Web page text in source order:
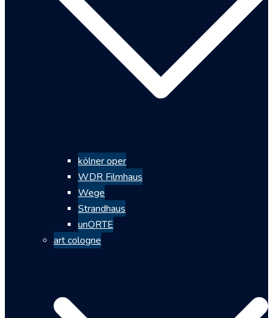
kölner oper
WDR Filmhaus
Wege
Strandhaus
unORTE
art cologne